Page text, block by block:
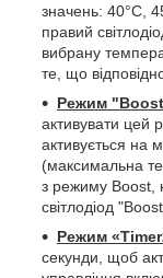
значень: 40°C,
правий
вибрану
те, що
Режим
активувати цей
активується на
(максимальна
з режиму Boost,
світлодіод
Режим
секунди, щоб